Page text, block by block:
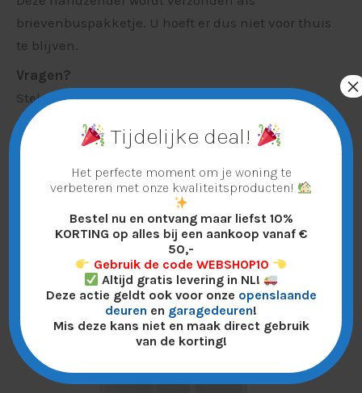
brievenbuspakketje. U hoeft er dus niet voor thuis
te blijven.
Vragen?
Stel ze gerust via de chatbot. We reageren
doorgaans binnen enkele uren.
Gerelateerde producten
Tijdelijke deal!
Het perfecte moment om je woning te
verbeteren met onze kwaliteitsproducten!
Bestel nu en ontvang maar liefst 10%
KORTING op alles bij een aankoop vanaf €
50,-
Gebruik de code WEBSHOP10
Altijd gratis levering in NL!
Deze actie geldt ook voor onze openslaande
deuren en garagedeuren!
Mis deze kans niet en maak direct gebruik
van de korting!
×